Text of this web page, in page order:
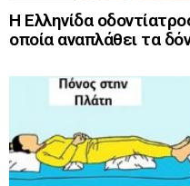
Η Ελληνίδα
οποία αναπλάθει τα